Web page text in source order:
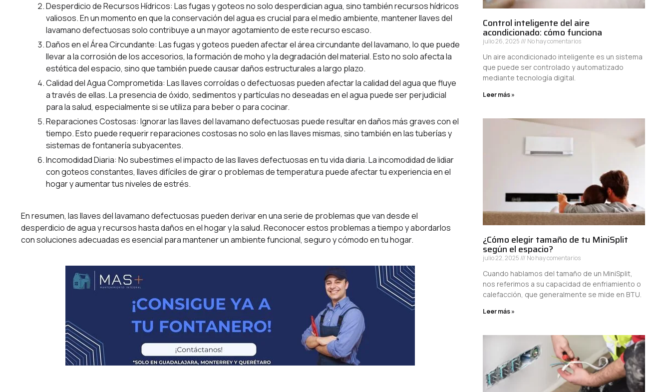
Desperdicio de Recursos Hídricos: Las fugas y goteos no solo desperdician agua, sino también recursos hídricos
valiosos. En un momento en que la conservación del agua es crucial para el medio ambiente, mantener llaves del
lavamano defectuosas solo contribuye a un mayor agotamiento de este recurso escaso.
Daños en el Área Circundante: Las fugas y goteos pueden afectar el área circundante del lavamano, lo que puede
llevar a la corrosión de los accesorios, la formación de moho y la degradación del material. Esto no solo afecta la
estética del espacio, sino que también puede causar daños estructurales a largo plazo.
Calidad del Agua Comprometida: Las llaves corroídas o defectuosas pueden afectar la calidad del agua que fluye
a través de ellas. La presencia de óxido, sedimentos y partículas no deseadas en el agua puede ser perjudicial
para la salud, especialmente si se utiliza para beber o para cocinar.
Reparaciones Costosas: Ignorar las llaves del lavamano defectuosas puede resultar en daños más graves con el
tiempo. Esto puede requerir reparaciones costosas no solo en las llaves mismas, sino también en las tuberías y
sistemas de fontanería subyacentes.
Incomodidad Diaria: No subestimes el impacto de las llaves defectuosas en tu vida diaria. La incomodidad de lidiar
con goteos constantes, llaves difíciles de girar o problemas de temperatura puede afectar tu experiencia en el
hogar y aumentar tus niveles de estrés.
En resumen, las llaves del lavamano defectuosas pueden derivar en una serie de problemas que van desde el
desperdicio de agua y recursos hasta daños en el hogar y la salud. Reconocer estos problemas a tiempo y abordarlos
con soluciones adecuadas es esencial para mantener un ambiente funcional, seguro y cómodo en tu hogar.
Control inteligente del aire
acondicionado: cómo funciona
julio 26, 2025 No hay comentarios
Un aire acondicionado inteligente es un sistema
que puede ser controlado y automatizado
mediante tecnología digital.
Leer más »
¿Cómo elegir tamaño de tu MiniSplit
según el espacio?
julio 22, 2025 No hay comentarios
Cuando hablamos del tamaño de un MiniSplit,
nos referimos a su capacidad de enfriamiento o
calefacción, que generalmente se mide en BTU.
Leer más »